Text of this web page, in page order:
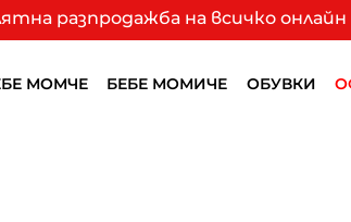
разпродажба на всичко
МОМЧЕ БЕБЕ МОМИЧЕ ОБУВКИ